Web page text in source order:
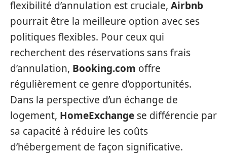
flexibilité d’annulation est cruciale, Airbnb
pourrait être la meilleure option avec ses
politiques flexibles. Pour ceux qui
recherchent des réservations sans frais
d’annulation, Booking.com offre
régulièrement ce genre d’opportunités.
Dans la perspective d’un échange de
logement, HomeExchange se différencie par
sa capacité à réduire les coûts
d’hébergement de façon significative.